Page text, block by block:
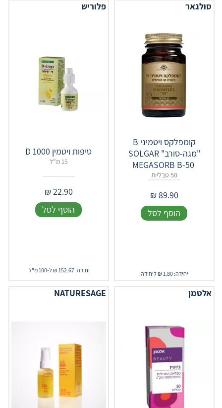
סולגאר
קומפלקס ויטמיני B
"מגה-סורב" ‎SOLGAR‎
‎MEGASORB‎ ‎B‎-‎50‎ ‎
50 טבליות
89.90
₪
הוסף לסל
יחידה: 1.80 ₪ ליחידה
פלוריש
טיפות ויטמין 1000 D
15 מ"ל
22.90
₪
הוסף לסל
יחידה: 152.67 ₪ ל-100 מ"ל
אלטמן NATURESAGE